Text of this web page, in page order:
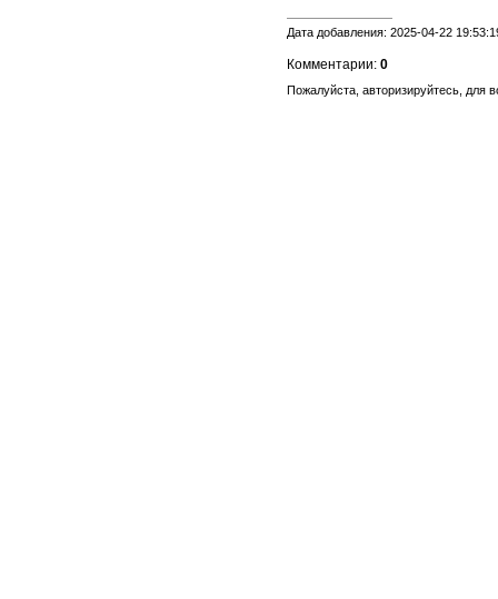
Дата добавления: 2025-04-22
Комментарии: 0
Пожалуйста, авторизируйтесь, для